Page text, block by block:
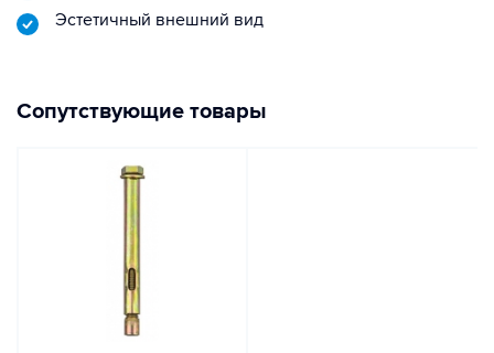
Эстетичный внешний вид
Сопутствующие товары